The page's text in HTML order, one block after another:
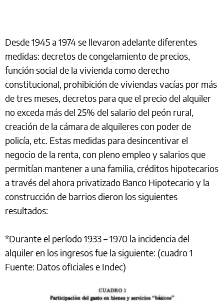
Desde 1945 a 1974 se llevaron adelante diferentes
medidas: decretos de congelamiento de precios,
función social de la vivienda como derecho
constitucional, prohibición de viviendas vacías por más
de tres meses, decretos para que el precio del alquiler
no exceda más del 25% del salario del peón rural,
creación de la cámara de alquileres con poder de
policía, etc. Estas medidas para desincentivar el
negocio de la renta, con pleno empleo y salarios que
permitían mantener a una familia, créditos hipotecarios
a través del ahora privatizado Banco Hipotecario y la
construcción de barrios dieron los siguientes
resultados:
*Durante el período 1933 – 1970 la incidencia del
alquiler en los ingresos fue la siguiente: (cuadro 1
Fuente: Datos oficiales e Indec)